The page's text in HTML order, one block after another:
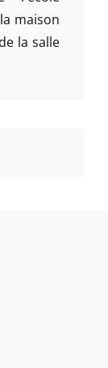
maison
la salle